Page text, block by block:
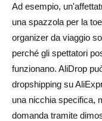
Ad esempio,
una spazzola per la
organizer da viaggio
perché gli spettatori
funzionano. AliDrop
dropshipping su
una nicchia specifica,
domanda tramite